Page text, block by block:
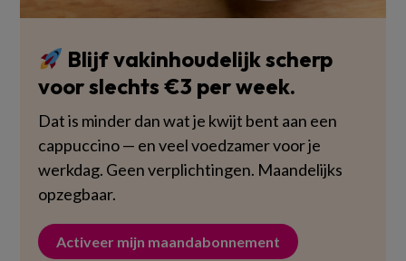
Blijf vakinhoudelijk scherp
voor slechts €3 per week.
Dat is minder dan wat je kwijt bent aan een
cappuccino — en veel voedzamer voor je
werkdag. Geen verplichtingen. Maandelijks
opzegbaar.
Activeer mijn maandabonnement